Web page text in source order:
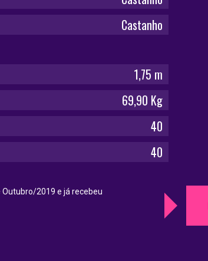
Castanho
1,75 m
69,90 Kg
40
40
2019 e já recebeu